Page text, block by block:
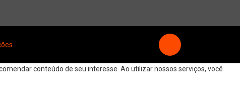
conteúdo de seu interesse. Ao utilizar nossos serviços, você